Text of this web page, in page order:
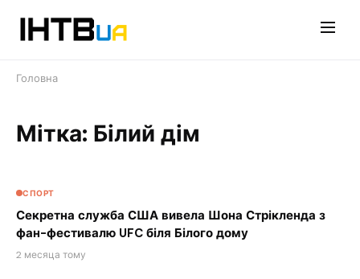
Головна
Мітка: Білий дім
СПОРТ
Секретна служба США вивела Шона Стрікленда з
фан-фестивалю UFC біля Білого дому
2 месяца тому